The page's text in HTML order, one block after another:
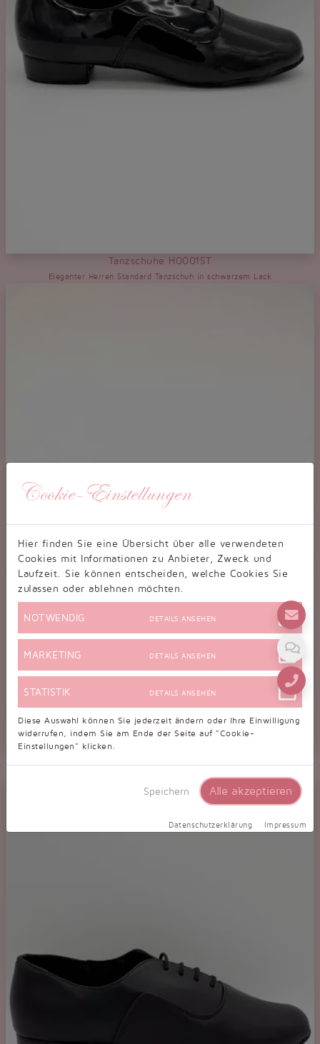
Tanzschuhe H0001ST
Eleganter Herren Standard Tanzschuh in schwarzem Lack
Cookie-Einstellungen
Hier finden Sie eine Übersicht über alle verwendeten
Cookies mit Informationen zu Anbieter, Zweck und
Laufzeit. Sie können entscheiden, welche Cookies Sie
zulassen oder ablehnen möchten.
NOTWENDIG DETAILS ANSEHEN
MARKETING DETAILS ANSEHEN
STATISTIK DETAILS ANSEHEN
Diese Auswahl können Sie jederzeit ändern oder Ihre Einwilligung
widerrufen, indem Sie am Ende der Seite auf "Cookie-
Einstellungen" klicken.
Speichern Alle akzeptieren
Datenschutzerklärung Impressum